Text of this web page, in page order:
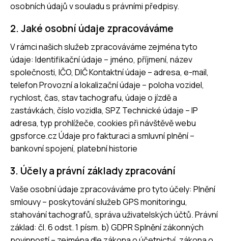
osobních údajů v souladu s právními předpisy.
2. Jaké osobní údaje zpracováváme
V rámci našich služeb zpracováváme zejména tyto
údaje: Identifikační údaje – jméno, příjmení, název
společnosti, IČO, DIČ Kontaktní údaje – adresa, e-mail,
telefon Provozní a lokalizační údaje – poloha vozidel,
rychlost, čas, stav tachografu, údaje o jízdě a
zastávkách, číslo vozidla, SPZ Technické údaje – IP
adresa, typ prohlížeče, cookies při návštěvě webu
gpsforce.cz Údaje pro fakturaci a smluvní plnění –
bankovní spojení, platební historie
3. Účely a právní základy zpracování
Vaše osobní údaje zpracováváme pro tyto účely: Plnění
smlouvy – poskytování služeb GPS monitoringu,
stahování tachografů, správa uživatelských účtů. Právní
základ: čl. 6 odst. 1 písm. b) GDPR Splnění zákonných